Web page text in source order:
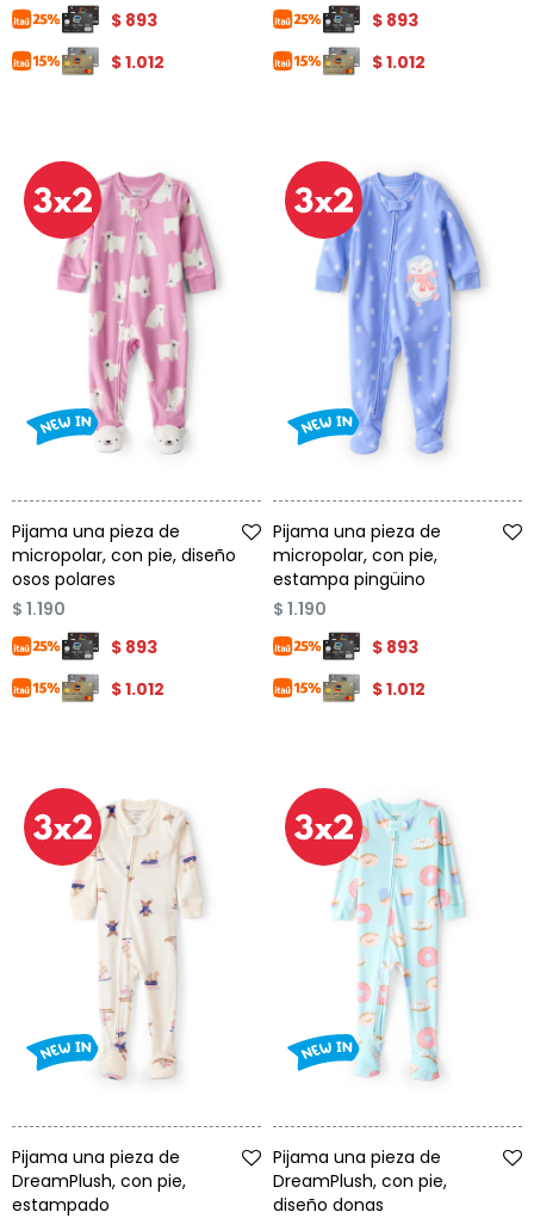
$ 893
$1.012
$ 893
$1.012
Pijama una pieza de
micropolar, con pie, diseño
osos polares
$ 1.190
$ 893
$1.012
Pijama una pieza de
micropolar, con pie,
estampa pingüino
$ 1.190
$ 893
$1.012
Pijama una pieza de
DreamPlush, con pie,
estampado
Pijama una pieza de
DreamPlush, con pie,
diseño donas